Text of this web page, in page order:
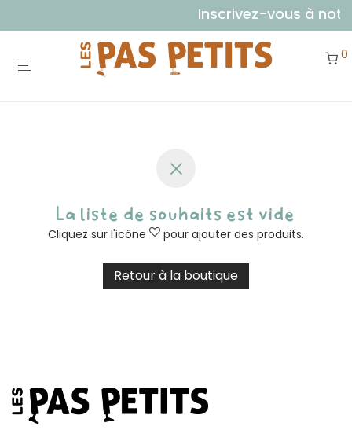
Inscrivez-vous à
0
La liste de souhaits est vide
Cliquez sur l'icône pour ajouter des produits.
Retour à la boutique